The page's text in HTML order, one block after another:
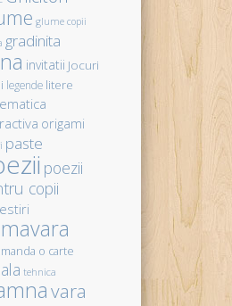
glume copii
gradinita
invitatii Jocuri
legende litere
origami
paste
poezii
copii
o carte
tehnica
vara